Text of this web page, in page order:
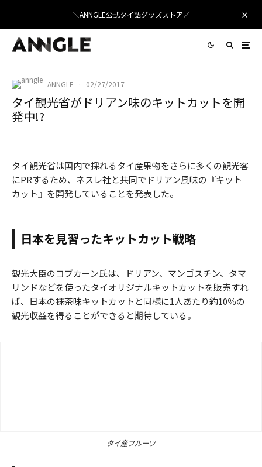
＼ANNGLE公式タイ語グッズストア／
ANNGLE · 02/27/2017
タイ観光省がドリアン味のキットカットを開
発中!?
タイ観光省は国内で採れるタイ産果物をさらに多くの観光客
にPRするため、ネスレ社と共同でドリアン風味の『キット
カット』を開発していることを発表した。
日本を見習ったキットカット戦略
観光大臣のコブカーン氏は、ドリアン、マンゴスチン、タマ
リンドなどを使ったタイオリジナルキットカットを販売すれ
ば、日本の抹茶味キットカットと同様に1人あたり約10％の
観光収益を得ることができると期待している。
タイ産フルーツ